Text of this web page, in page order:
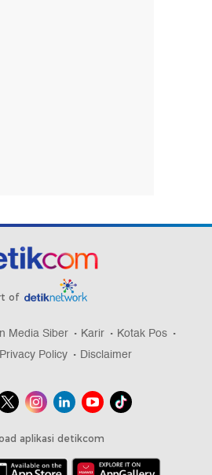
of
Media Siber Karir
Kotak Pos
Privacy Policy Disclaimer
aplikasi detikcom